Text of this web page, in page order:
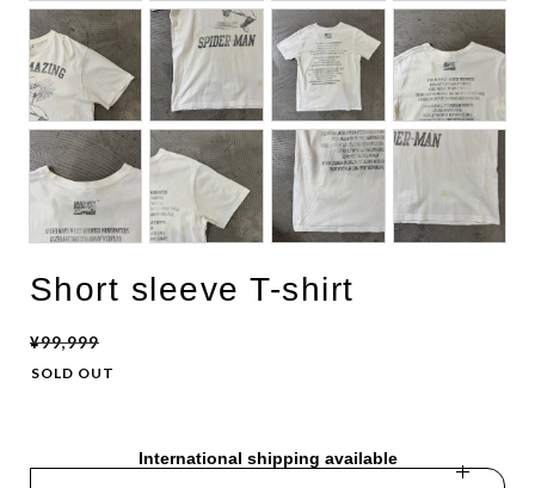
Short sleeve T-shirt
¥99,999
SOLD OUT
International shipping available